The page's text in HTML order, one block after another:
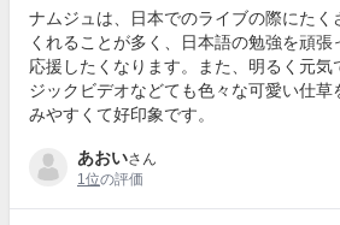
ナムジュは、日本でのライブの際にたく
くれることが多く、日本語の勉強を頑張
応援したくなります。また、明るく元気
ジックビデオなどても色々な可愛い仕草
みやすくて好印象です。
あおいさん
1位の評価